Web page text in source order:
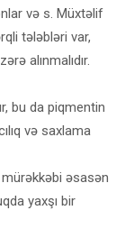
və s. Müxtəlif
tələbləri var,
alınmalıdır.
bu da piqmentin
və saxlama
əsasən
yaxşı bir